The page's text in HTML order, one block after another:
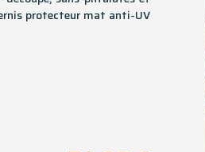
protecteur mat anti-UV